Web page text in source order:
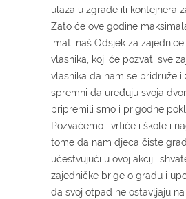
ulaza u zgrade ili kontejnera
Zato će ove godine
imati naš Odsjek za
vlasnika, koji će pozvati sve
vlasnika da nam se pridruže i
spremni da uređuju svoja
pripremili smo i prigodne
Pozvaćemo i vrtiće i škole i
tome da nam djeca čiste
učestvujući u ovoj akciji,
zajedničke brige o gradu i
da svoj otpad ne ostavljaju